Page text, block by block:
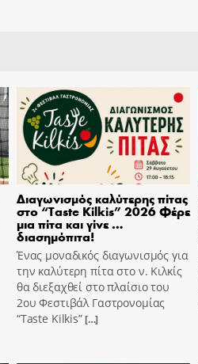
Διαγωνισμός καλύτερης πίτας
στο “Taste Kilkis” 2026 Φέρε
μια πίτα και γίνε …
διασημόπιτα!
Ένας μοναδικός διαγωνισμός για
την καλύτερη πίτα στο ν. Κιλκίς
θα διεξαχθεί στο πλαίσιο του
2ου Φεστιβάλ Γαστρονομίας
“Taste Kilkis”[…]